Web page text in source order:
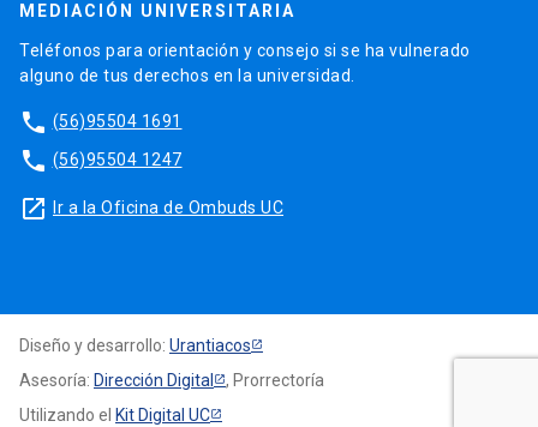
MEDIACIÓN UNIVERSITARIA
Teléfonos para orientación y consejo si se ha vulnerado
alguno de tus derechos en la universidad.
phone (56)95504 1691
phone (56)95504 1247
launch Ir a la Oficina de Ombuds UC
Diseño y desarrollo: Urantiacos
Asesoría: Dirección Digital
, Prorrectoría
Utilizando el Kit Digital UC